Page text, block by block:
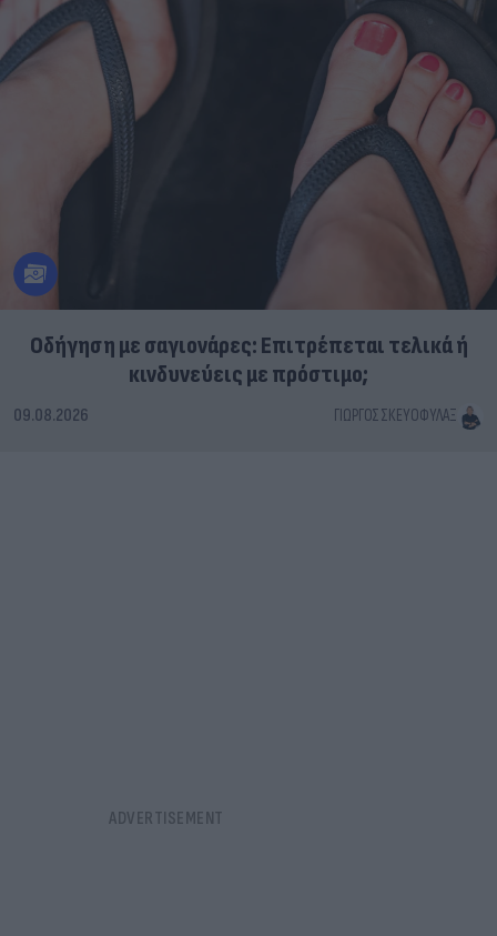
Οδήγηση με σαγιονάρες: Επιτρέπεται τελικά ή
κινδυνεύεις με πρόστιμο;
09.08.2026 ΓΙΏΡΓΟΣ ΣΚΕΥΟΦΎΛΑΞ